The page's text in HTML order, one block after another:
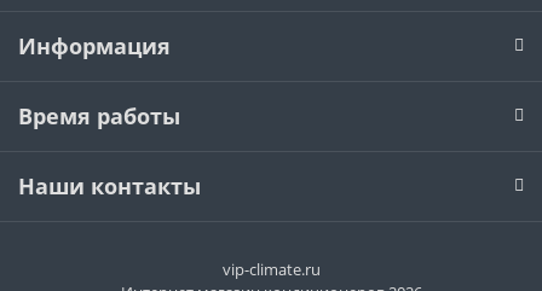
Информация
Время работы
Наши контакты
vip-climate.ru